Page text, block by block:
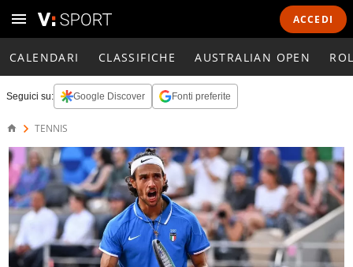
ACCEDI
CALENDARI CLASSIFICHE AUSTRALIAN OPEN
Seguici su: Google Discover Fonti preferite
TENNIS